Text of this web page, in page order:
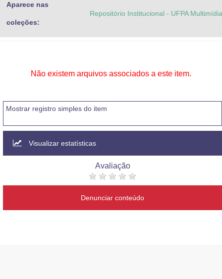
Aparece nas
coleções:
Repositório Institucional - UFPA Multimídia
Não existem arquivos associados a este item.
Mostrar registro simples do item
Visualizar estatísticas
Avaliação
Denunciar conteúdo